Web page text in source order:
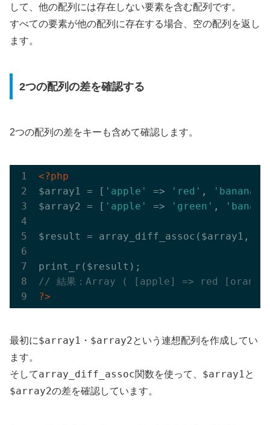
して、他の配列には存在しない要素を含む配列です。
すべての要素が他の配列に存在する場合、空の配列を返し
ます。
2つの配列の差を確認する
2つの配列の差をキーも含めて確認します。
<?php
$array1 = [ 'apple' => 'red' , 'banana'
$array2 = [ 'apple' => 'green' ,
$result = array_diff_assoc($array1,
// 結果：Array ( [apple] => red
?>
最初に$array1 ・ $array2という連想配列を作成してい
ます。
そしてarray_diff_assoc関数を使って、 $array1 と
$array2の差を確認しています。